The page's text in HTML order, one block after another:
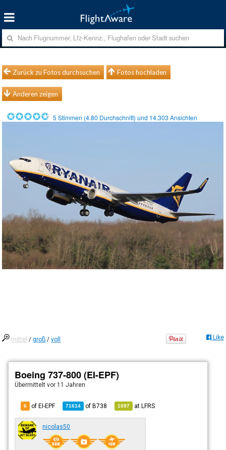
Zurück zu Fotos durchsuchen Fotos hochladen
Anderen zeigen
5 Stimmen (4.80 Durchschnitt) und 14.303 Ansichten
mittel /groß /voll Like
Boeing 737-800 (EI-EPF)
Übermitteltvor 11 Jahren
6 of EI-EPF 71614 ofB738 1097 atLFRS
nicolas50